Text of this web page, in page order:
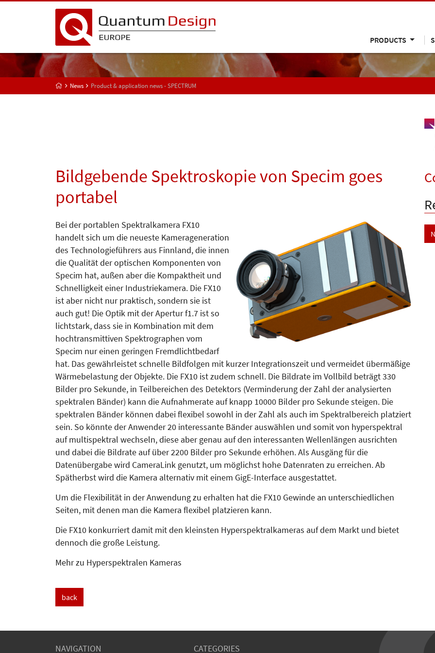
PRODUCTS
News Product & application news - SPECTRUM
Bildgebende Spektroskopie von Specim goes
portabel
Bei der portablen Spektralkamera FX10
handelt sich um die neueste Kamerageneration
des Techno­lo­gie­führers aus Finnland, die innen
die Qualität der optischen Komponenten von
Specim hat, außen aber die Kom­paktheit und
Schnelligkeit einer In­dustriekamera. Die FX10
ist aber nicht nur praktisch, sondern sie ist
auch gut! Die Optik mit der Apertur f1.7 ist so
lichtstark, dass sie in Kom­bination mit dem
hochtransmittiven Spektrographen vom
Specim nur einen geringen Fremdlichtbedarf
hat. Das gewährleistet schnelle Bildfolgen mit kurzer Integrationszeit und vermeidet übermäßige
Wärmebelastung der Objekte. Die FX10 ist zudem schnell. Die Bildrate im Vollbild beträgt 330
Bilder pro Sekunde, in Teilbereichen des Detektors (Verminderung der Zahl der analysierten
spektralen Bän­­­der) kann die Aufnahmerate auf knapp 10000 Bilder pro Sekunde steigen. Die
spektralen Bänder können dabei flexibel sowohl in der Zahl als auch im Spektralbereich platziert
sein. So könnte der Anwender 20 interessante Bänder auswählen und somit von hyperspektral
auf multispektral wechseln, diese aber genau auf den interessanten Wellenlängen ausrichten
und dabei die Bildrate auf über 2200 Bilder pro Sekunde erhöhen. Als Ausgäng für die
Datenübergabe wird CameraLink genutzt, um möglichst hohe Datenraten zu erreichen. Ab
Spätherbst wird die Kamera alternativ mit einem GigE-Interface ausgestattet.
Um die Flexibilität in der Anwendung zu erhalten hat die FX10 Gewinde an unterschiedlichen
Seiten, mit denen man die Kamera flexibel platzieren kann.
Die FX10 konkurriert damit mit den kleinsten Hyperspektralkameras auf dem Markt und bietet
dennoch die große Leistung.
Mehr zu Hyperspektralen Kameras
back
NAVIGATION CATEGORIES